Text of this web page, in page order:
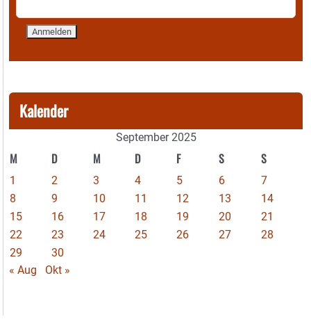
Kalender
September 2025
M D M D F S S
1 2 3 4 5 6
7
8
9 10 11 12 13
14
15
16 17 18 19 20
21
22
23 24 25 26 27
28
29
30
« Aug
Okt »